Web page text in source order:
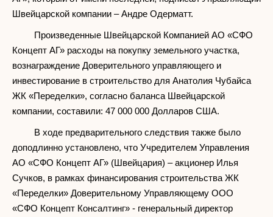
Швейцарской компании – Андре Одерматт.
Произведенные Швейцарской Компанией АО «СФО
Концепт АГ» расходы на покупку земельного участка,
вознаграждение Доверительного управляющего и
инвестирование в строительство для Анатолия Чубайса
ЖК «Переделки», согласно баланса Швейцарской
компании, составили: 47 000 000 Долларов США.
В ходе предварительного следствия также было
доподлинно установлено, что Учредителем Управления
АО «СФО Концепт АГ» (Швейцария) – акционер Илья
Сучков, в рамках финансирования строительства ЖК
«Переделки» Доверительному Управляющему ООО
«СФО Концепт Консалтинг» - генеральный директор